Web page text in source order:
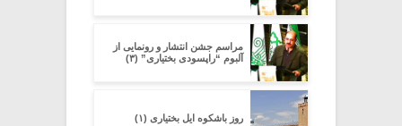
مراسم جشن انتشار و رونمایی از
آلبوم “راپسودی بختیاری” (۳)
روز باشکوه ایل بختیاری (۱)